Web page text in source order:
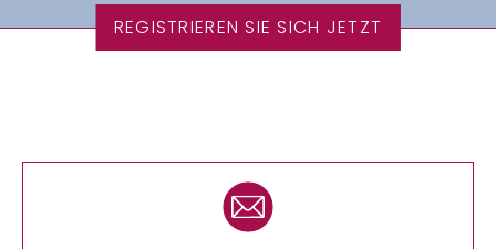
REGISTRIEREN SIE SICH JETZT